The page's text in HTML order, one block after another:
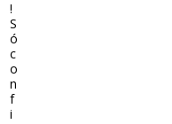
!
S
ó
c
o
n
f
i